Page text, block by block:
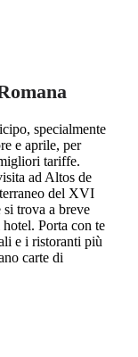
specialmente
e aprile, per
tariffe.
ad Altos de
del XVI
trova a breve
Porta con te
e i ristoranti più
carte di